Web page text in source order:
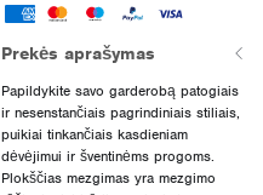
Prekės aprašymas
Papildykite savo garderobą patogiais
ir nesenstančiais pagrindiniais stiliais,
puikiai tinkančiais kasdieniam
dėvėjimui ir šventinėms progoms.
Plokščias mezgimas yra mezgimo